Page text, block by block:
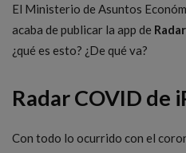
El Ministerio de Asuntos
acaba de publicar la app de
¿qué es esto? ¿De qué va?
Radar COVID de
Con todo lo ocurrido con el